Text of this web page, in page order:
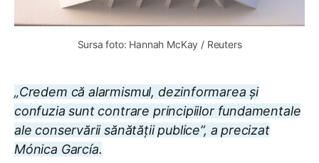
Sursa foto: Hannah McKay / Reuters
„Credem că alarmismul, dezinformarea și
confuzia sunt contrare principiilor fundamentale
ale conservării sănătății publice”, a precizat
Mónica García.